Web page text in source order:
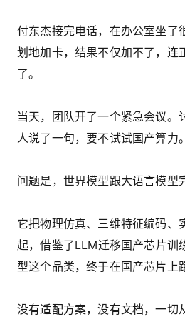
付东杰接完电话，在办公室坐了
划地加卡，结果不仅加不了，连
了。
当天，团队开了一个紧急会议。
人说了一句，要不试试国产算力。
问题是，世界模型跟大语言模型
它把物理仿真、三维特征编码、
起，借鉴了LLM迁移国产芯片训
型这个品类，终于在国产芯片上
没有适配方案，没有文档，一切